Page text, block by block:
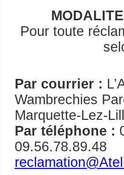
Pour toute
Par courrier :
Wambrechies
Marquette-Lez-
Par téléphone :